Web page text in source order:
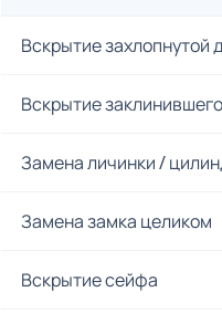
Вскрытие захлопнутой
Вскрытие
Замена личинки /
Замена замка целиком
Вскрытие сейфа